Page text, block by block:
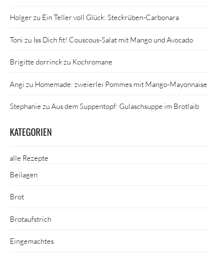
Holgerzu Ein Teller voll Glück: Steckrüben-Carbonara
Toni zu Iss Dich fit! Couscous-Salat mit Mango und Avocado
Brigitte dorrinckzu Kochromane
Angi zu Homemade: zweierlei Pommes mit Mango-Mayonnaise
Stephanie zu Aus dem Suppentopf: Gulaschsuppe im Brotlaib
KATEGORIEN
alle Rezepte
Beilagen
Brot
Brotaufstrich
Eingemachtes